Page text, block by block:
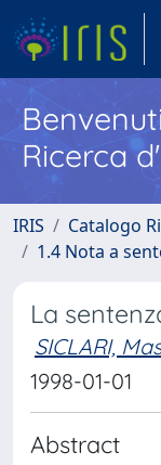
Ricerca
IRIS Catalogo
1.4 Nota a
La
SICLARI,
1998-01-01
Abstract